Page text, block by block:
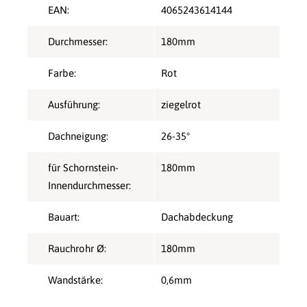
EAN: 4065243614144
Durchmesser: 180mm
Farbe: Rot
Ausführung: ziegelrot
Dachneigung: 26-35°
für Schornstein-
Innendurchmesser:
180mm
Bauart: Dachabdeckung
Rauchrohr Ø: 180mm
Wandstärke: 0,6mm